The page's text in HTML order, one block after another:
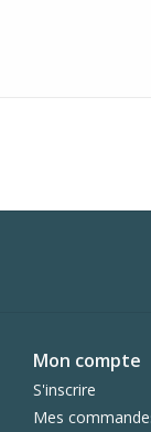
Mon compte
S'inscrire
Mes